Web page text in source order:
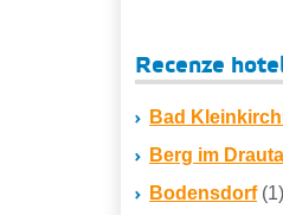
Recenze
Bad
Berg im Drautal
Bodensdorf (1)